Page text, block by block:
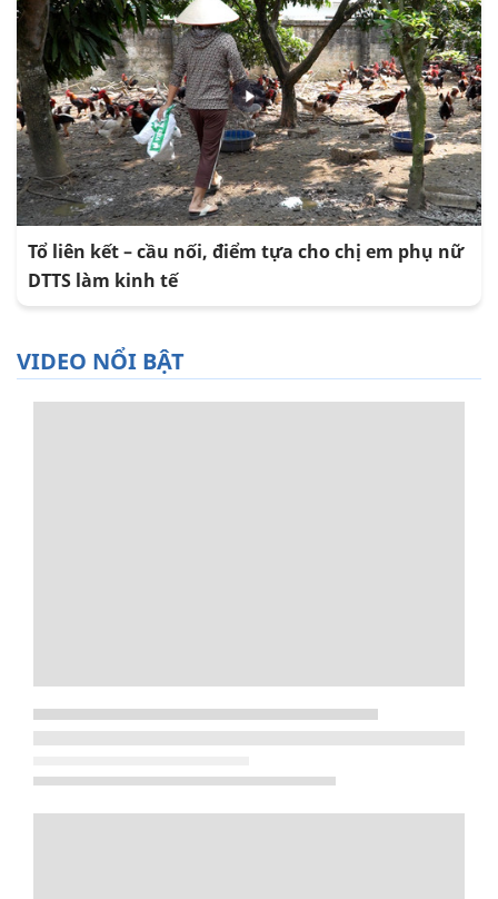
Tổ liên kết – cầu nối, điểm tựa cho chị em phụ nữ
DTTS làm kinh tế
VIDEO NỔI BẬT